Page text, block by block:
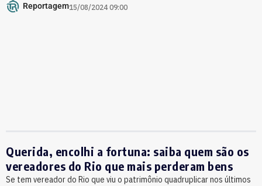
Reportagem15/08/2024 09:00
Querida, encolhi a fortuna: saiba quem são os
vereadores do Rio que mais perderam bens
Se tem vereador do Rio que viu o patrimônio quadruplicar nos últimos